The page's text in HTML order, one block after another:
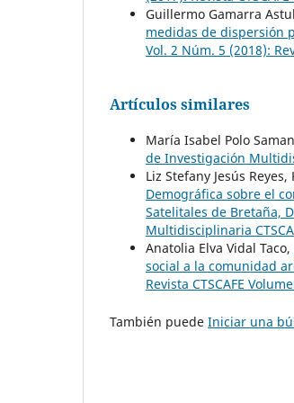
Guillermo Gamarra
medidas de dispersión
Vol. 2 Núm. 5 (2018):
Artículos similares
María Isabel Polo
de Investigación
Liz Stefany Jesús
Demográfica sobre el
Satelitales de Bretaña,
Multidisciplinaria
Anatolia Elva Vidal Taco,
social a la comunidad
Revista CTSCAFE
También puede Iniciar una